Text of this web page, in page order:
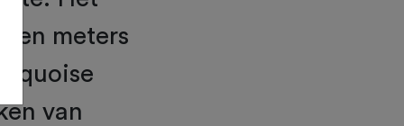
meters
van